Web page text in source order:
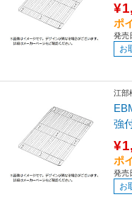
ポ
発売
お
江部
強
ポ
発売
お